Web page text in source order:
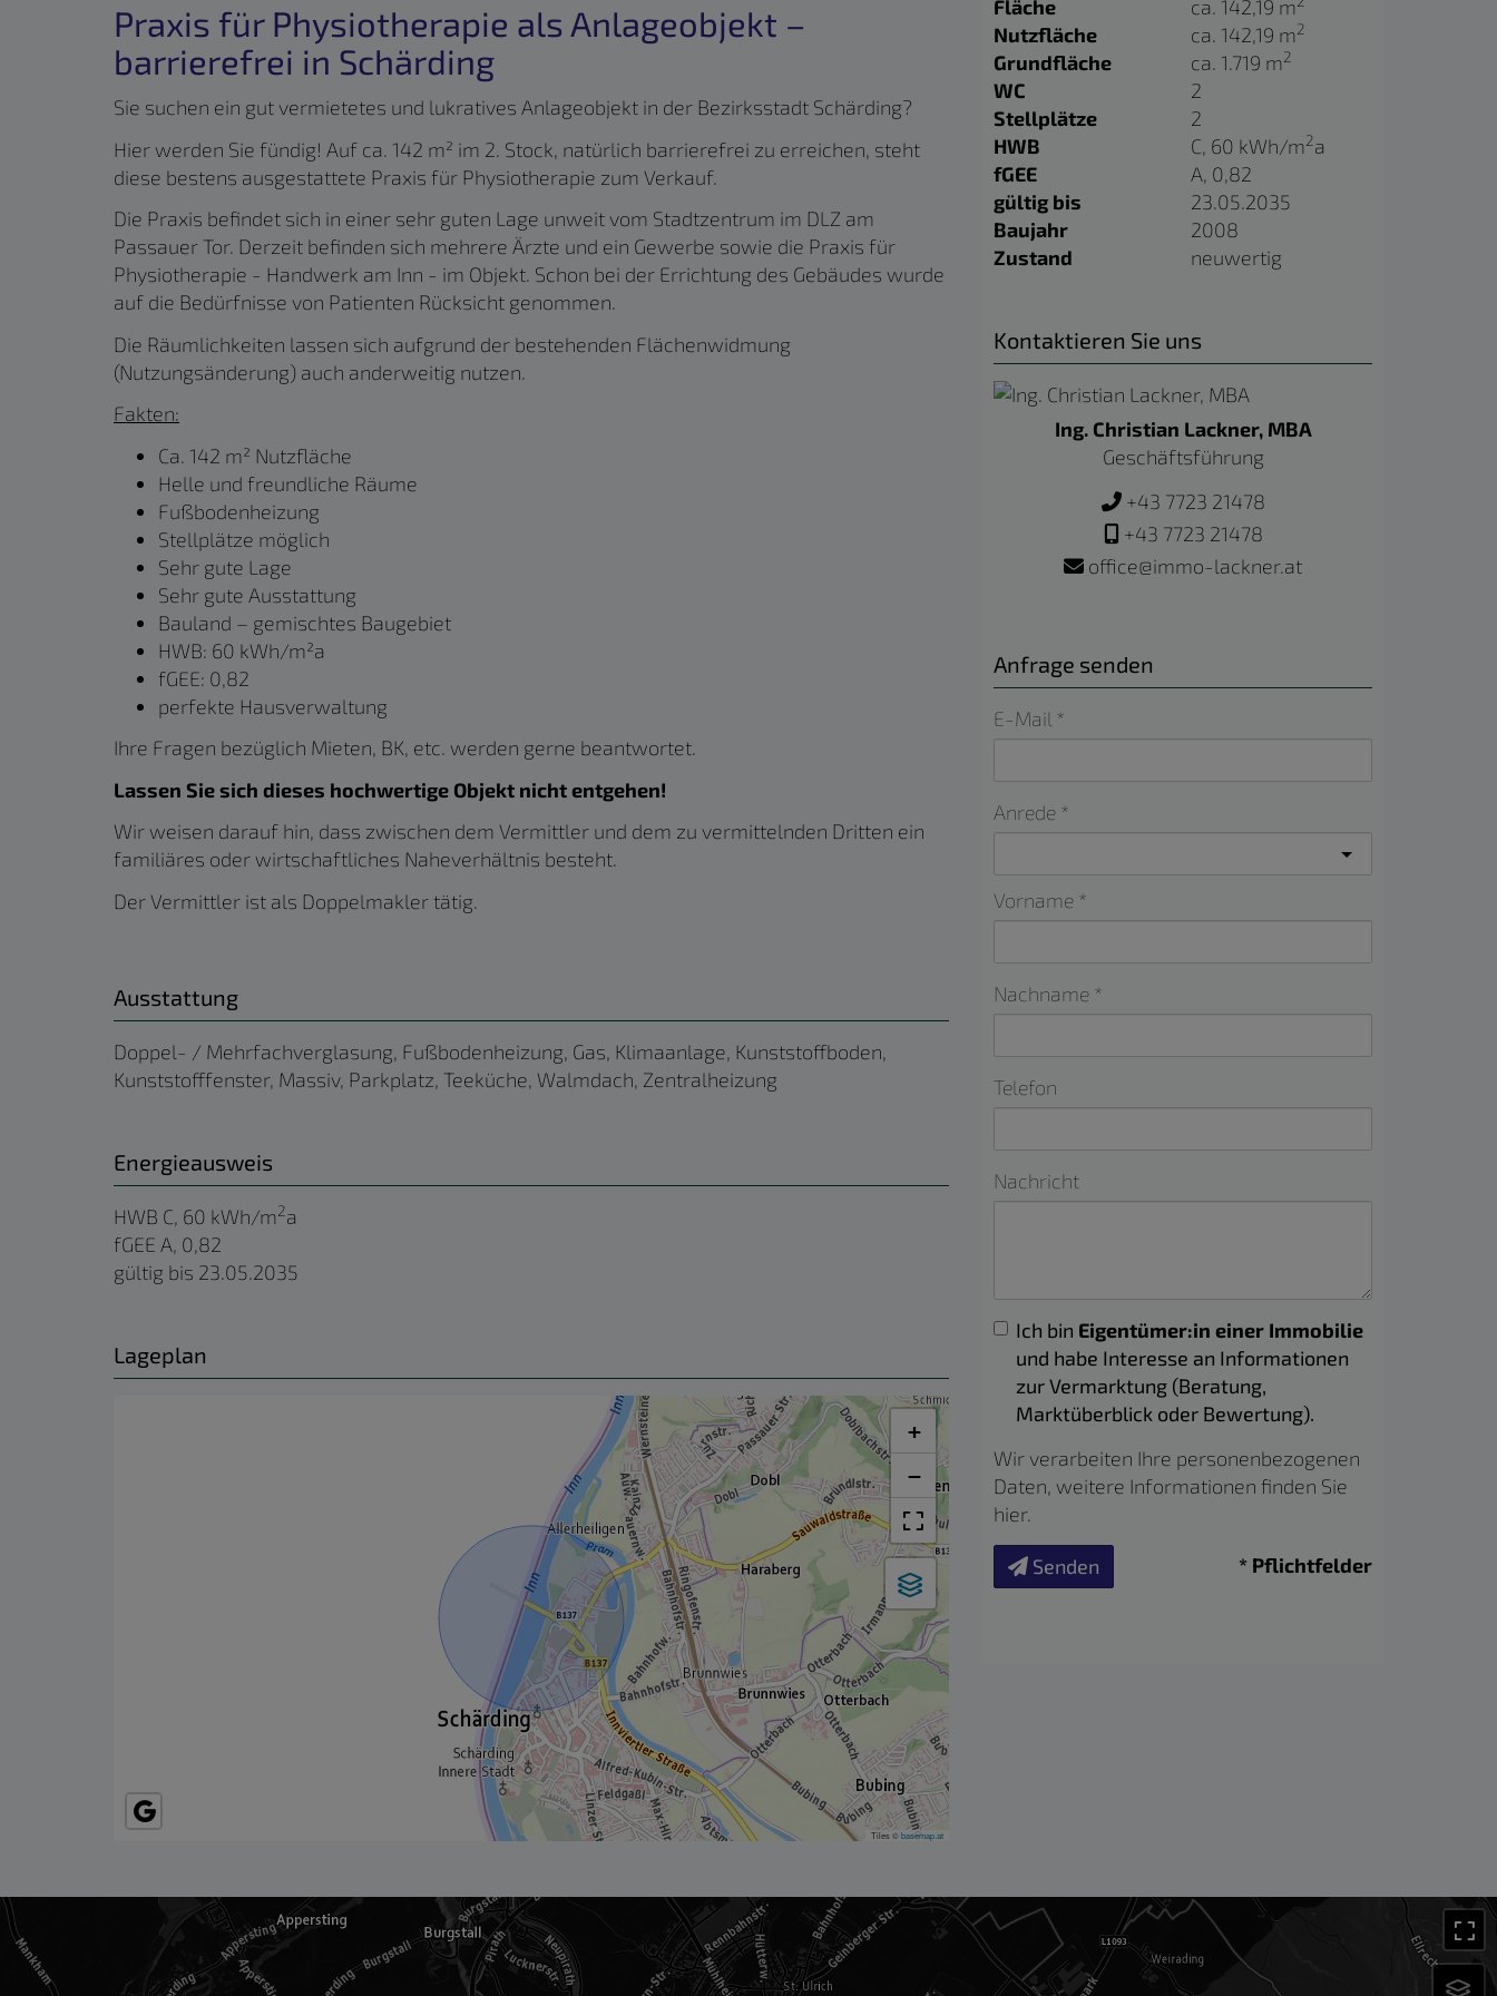
Praxis für Physiotherapie als Anlageobjekt –
barrierefrei in Schärding
Sie suchen ein gut vermietetes und lukratives Anlageobjekt in der Bezirksstadt Schärding?
Hier werden Sie fündig! Auf ca. 142 m² im 2. Stock, natürlich barrierefrei zu erreichen, steht
diese bestens ausgestattete Praxis für Physiotherapie zum Verkauf.
Die Praxis befindet sich in einer sehr guten Lage unweit vom Stadtzentrum im DLZ am
Passauer Tor. Derzeit befinden sich mehrere Ärzte und ein Gewerbe sowie die Praxis für
Physiotherapie - Handwerk am Inn - im Objekt. Schon bei der Errichtung des Gebäudes wurde
auf die Bedürfnisse von Patienten Rücksicht genommen.
Die Räumlichkeiten lassen sich aufgrund der bestehenden Flächenwidmung
(Nutzungsänderung) auch anderweitig nutzen.
Fakten:
Ca. 142 m² Nutzfläche
Helle und freundliche Räume
Fußbodenheizung
Stellplätze möglich
Sehr gute Lage
Sehr gute Ausstattung
Bauland – gemischtes Baugebiet
HWB: 60 kWh/m²a
fGEE: 0,82
perfekte Hausverwaltung
Ihre Fragen bezüglich Mieten, BK, etc. werden gerne beantwortet.
Lassen Sie sich dieses hochwertige Objekt nicht entgehen!
Wir weisen darauf hin, dass zwischen dem Vermittler und dem zu vermittelnden Dritten ein
familiäres oder wirtschaftliches Naheverhältnis besteht.
Der Vermittler ist als Doppelmakler tätig.
Ausstattung
Doppel- / Mehrfachverglasung Fußbodenheizung Gas Klimaanlage Kunststoffboden
Kunststofffenster Massiv Parkplatz Teeküche Walmdach Zentralheizung
Energieausweis
HWB C, 60 kWh/m2a
fGEE A, 0,82
gültig bis 23.05.2035
Lageplan
+
−
Tiles ©basemap.at
Fläche
ca. 142,19 m
Nutzfläche ca. 142,19 m2
Grundfläche ca. 1.719 m2
WC
2
Stellplätze
2
HWB
C, 60 kWh/m2a
fGEE
A, 0,82
gültig bis
23.05.2035
Baujahr
2008
Zustand
neuwertig
Kontaktieren Sie uns
Ing. Christian Lackner, MBA
Geschäftsführung
+43 7723 21478
+43 7723 21478
office@immo-lackner.at
Anfrage senden
E-Mail
Anrede
Vorname
Nachname
Telefon
Nachricht
Ich bin Eigentümer:in einer Immobilie
und habe Interesse an Informationen
zur Vermarktung (Beratung,
Marktüberblick oder Bewertung).
Wir verarbeiten Ihre personenbezogenen
Daten, weitere Informationen finden Sie
hier.
Senden * Pflichtfelder